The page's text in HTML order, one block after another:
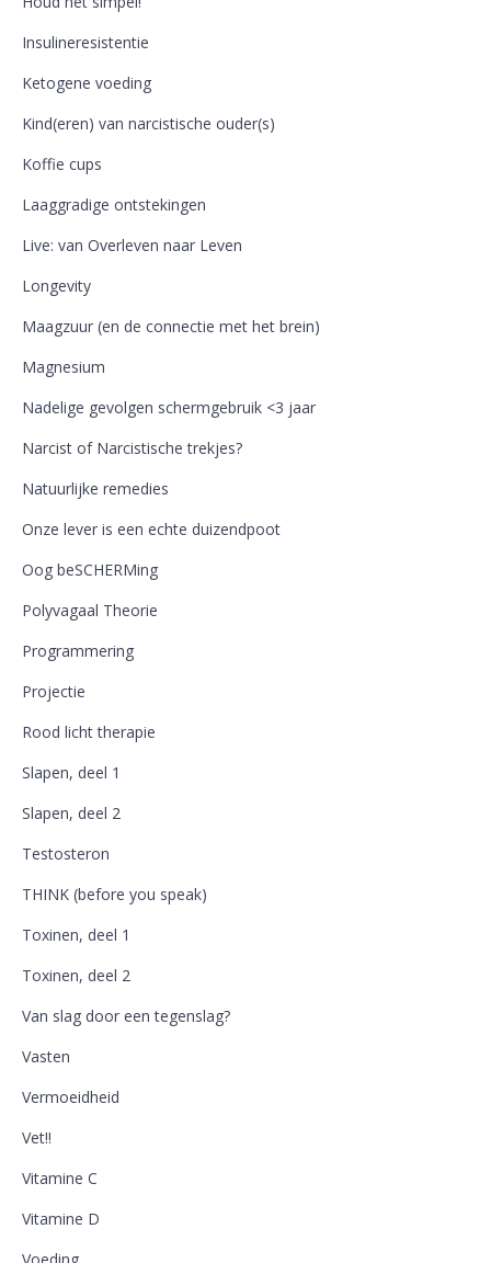
Insulineresistentie
Ketogene voeding
Kind(eren) van narcistische ouder(s)
Koffie cups
Laaggradige ontstekingen
Live: van Overleven naar Leven
Longevity
Maagzuur (en de connectie met het brein)
Magnesium
Nadelige gevolgen schermgebruik <3 jaar
Narcist of Narcistische trekjes?
Natuurlijke remedies
Onze lever is een echte duizendpoot
Oog beSCHERMing
Polyvagaal Theorie
Programmering
Projectie
Rood licht therapie
Slapen, deel 1
Slapen, deel 2
Testosteron
THINK (before you speak)
Toxinen, deel 1
Toxinen, deel 2
Van slag door een tegenslag?
Vasten
Vermoeidheid
Vet!!
Vitamine C
Vitamine D
Voeding